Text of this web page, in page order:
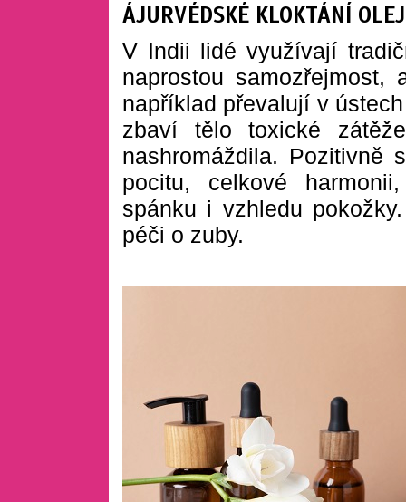
ÁJURVÉDSKÉ KLOKTÁNÍ
V Indii lidé využívají
naprostou
například převalují v
zbaví tělo toxické
nashromáždila.
pocitu, celkové
spánku i vzhledu
péči o zuby.